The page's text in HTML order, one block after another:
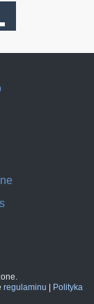
regulaminu
Polityka